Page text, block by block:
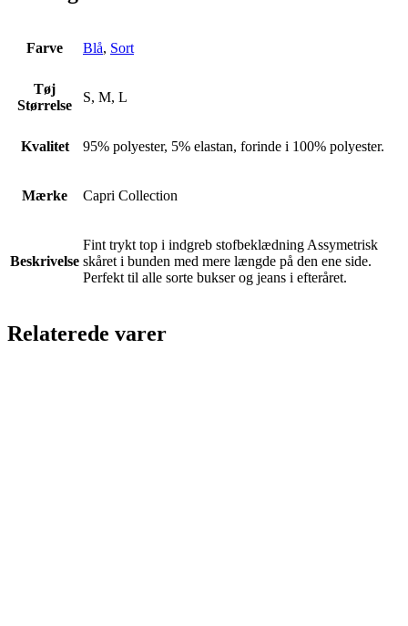
Farve Blå, Sort
Tøj
Størrelse
S, M, L
Kvalitet 95% polyester, 5% elastan, forinde i 100% polyester.
Mærke Capri Collection
Beskrivelse
Fint trykt top i indgreb stofbeklædning Assymetrisk
skåret i bunden med mere længde på den ene side.
Perfekt til alle sorte bukser og jeans i efteråret.
Relaterede varer